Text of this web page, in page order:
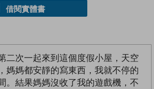
借閱實體書
二次一起來到這個度假小屋，天空
媽媽都安靜的寫東西，我就不停的
。結果媽媽沒收了我的遊戲機，不